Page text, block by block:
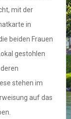
mit der
in
beiden Frauen
gestohlen
stehen im
auf das